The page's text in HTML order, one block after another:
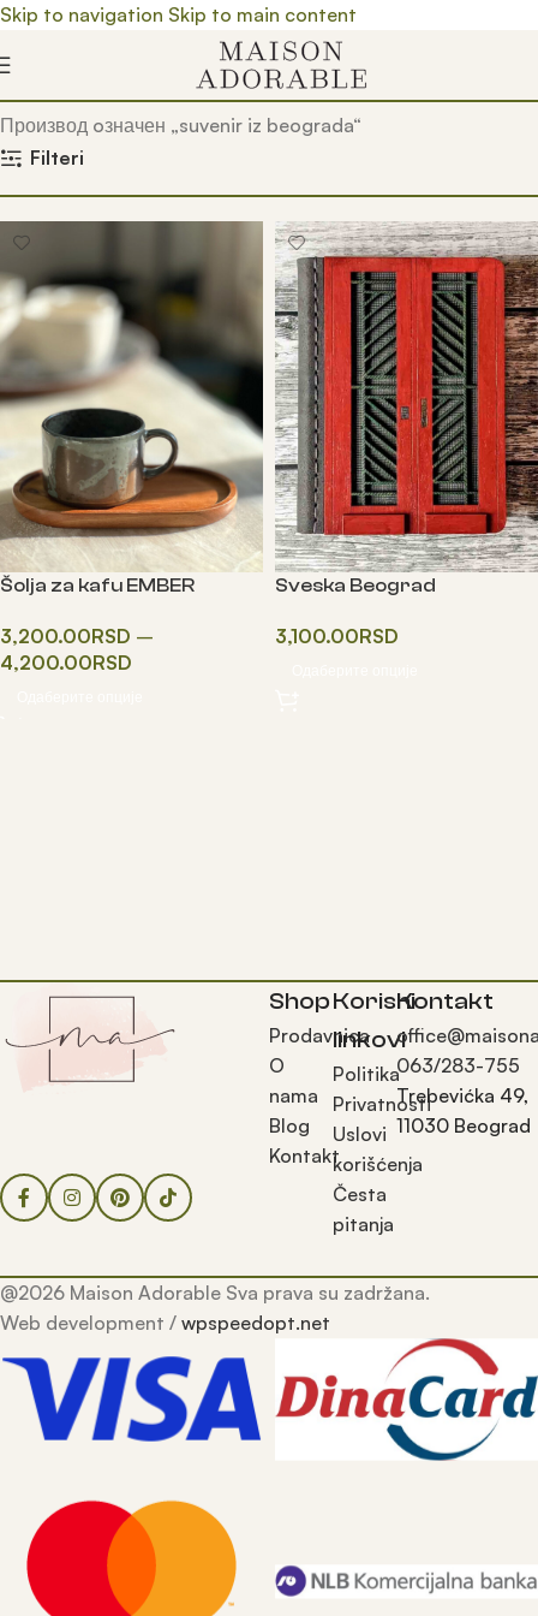
Skip to navigation Skip to main content
Почетна/ Prodavnica/
Производ oзначен „suvenir iz beograda“
Filteri
Šolja za kafu EMBER
3,200.00RSD –
4,200.00RSD
Sveska Beograd
3,100.00RSD
Shop
Prodavnica
O
nama
Blog
Kontakt
Korisni
linkovi
Politika
Privatnosti
Uslovi
korišćenja
Česta
pitanja
Kontakt
063/283-755
Trebevićka 49,
11030 Beograd
@2026 Maison Adorable Sva prava su zadržana.
Web development / wpspeedopt.net